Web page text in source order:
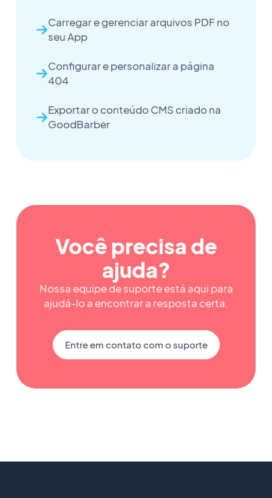
Carregar e gerenciar arquivos PDF no
seu App
Configurar e personalizar a página
404
Exportar o conteúdo CMS criado na
GoodBarber
Você precisa de
ajuda?
Nossa equipe de suporte está aqui para
ajudá-lo a encontrar a resposta certa.
Entre em contato com o suporte